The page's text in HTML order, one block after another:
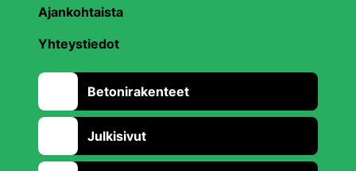
Ajankohtaista
Yhteystiedot
Betonirakenteet
Julkisivut